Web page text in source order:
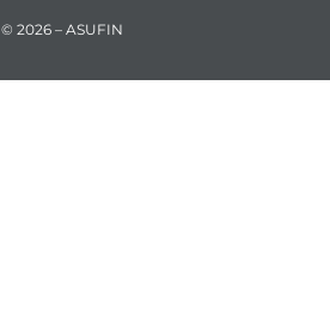
© 2026 – ASUFIN